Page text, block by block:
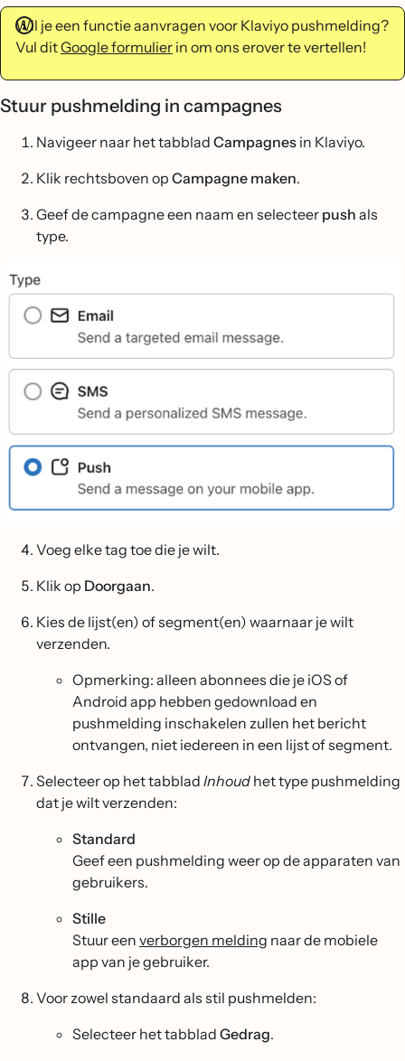
Wil je een functie aanvragen voor Klaviyo pushmelding?
Vul ditGoogle formulier in om ons erover te vertellen!
Stuur pushmelding in campagnes
Navigeer naar het tabblad Campagnes in Klaviyo.
Klik rechtsboven op Campagne maken.
Geef de campagne een naam en selecteer push als
type.
Voeg elke tag toe die je wilt.
Klik op Doorgaan.
Kies de lijst(en) of segment(en) waarnaar je wilt
verzenden.
Opmerking: alleen abonnees die je iOS of
Android app hebben gedownload en
pushmelding inschakelen zullen het bericht
ontvangen, niet iedereen in een lijst of segment.
Selecteer op het tabblad Inhoud het type pushmelding
dat je wilt verzenden:
Standard
Geef een pushmelding weer op de apparaten van
gebruikers.
Stille
Stuur een verborgen melding naar de mobiele
app van je gebruiker.
Voor zowel standaard als stil pushmelden:
Selecteer het tabblad Gedrag.